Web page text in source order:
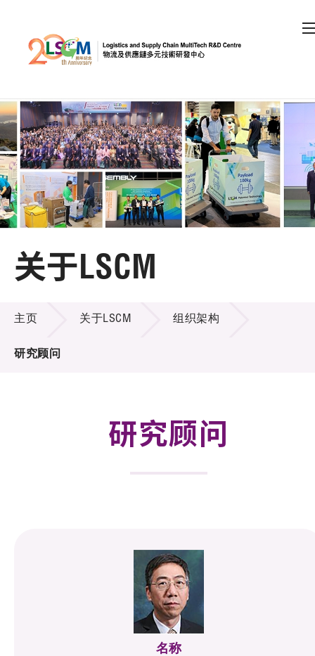
跳到内容（按回车键）
会员登录
A A A EN
主页
机构简介
组织架构
招标通告
关于LSCM
关于LSCM
主页 关于LSCM 组织架构
研究顾问
研究顾问
名称